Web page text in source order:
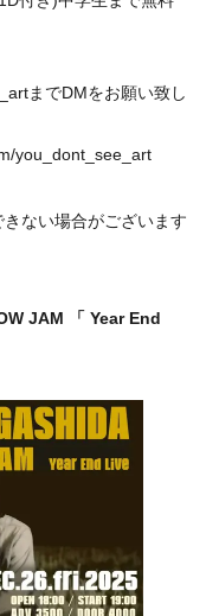
までDMをお願い致し
you_dont_see_art
ない場合がございます
JAM 「 Year End